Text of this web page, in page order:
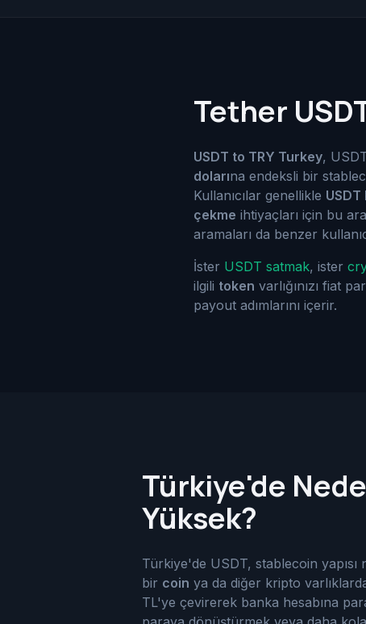
Tether
USDT to TRY Turkey,
dolarına endeksli bir
Kullanıcılar genellikle
çekme ihtiyaçları için bu
aramaları da benzer
İster USDT satmak, ister
ilgili token varlığınızı fiat
payout adımlarını içerir.
Türkiye'de
Yüksek?
Türkiye'de USDT, stablecoin
bir coin ya da diğer kripto
TL'ye çevirerek banka hesabına